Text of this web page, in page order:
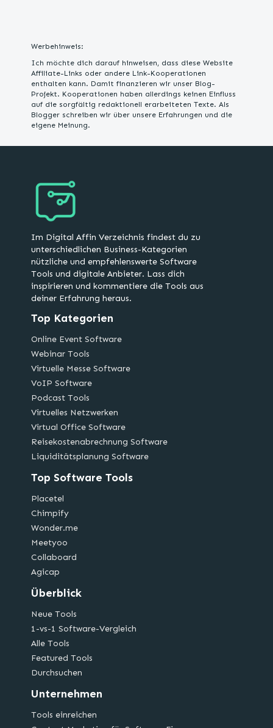
Werbehinweis:
Ich möchte dich darauf hinweisen, dass diese Website
Affiliate-Links oder andere Link-Kooperationen
enthalten kann. Damit finanzieren wir unser Blog-
Projekt. Kooperationen haben allerdings keinen Einfluss
auf die sorgfältig redaktionell erarbeiteten Texte. Als
Blogger schreiben wir über unsere Erfahrungen und die
eigene Meinung.
Im Digital Affin Verzeichnis findest du zu
unterschiedlichen Business-Kategorien
nützliche und empfehlenswerte Software
Tools und digitale Anbieter. Lass dich
inspirieren und kommentiere die Tools aus
deiner Erfahrung heraus.
Top Kategorien
Online Event Software
Webinar Tools
Virtuelle Messe Software
VoIP Software
Podcast Tools
Virtuelles Netzwerken
Virtual Office Software
Reisekostenabrechnung Software
Liquiditätsplanung Software
Top Software Tools
Placetel
Chimpify
Wonder.me
Meetyoo
Collaboard
Agicap
Überblick
Neue Tools
1-vs-1 Software-Vergleich
Alle Tools
Featured Tools
Durchsuchen
Unternehmen
Tools einreichen